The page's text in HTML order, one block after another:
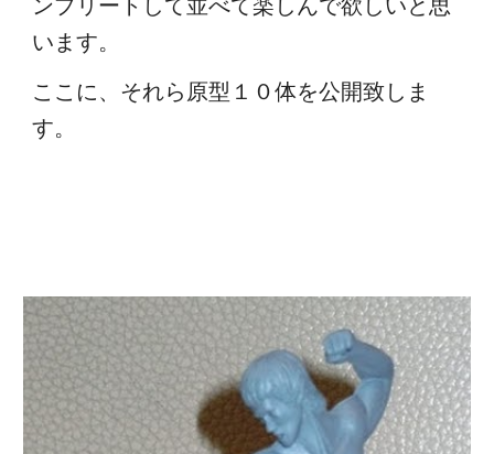
います。
ここに、それら原型１０体を公開致しま
す。